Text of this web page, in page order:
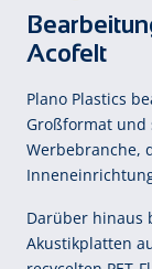
Acofelt
Plano Plastics
Großformat
Werbebranche,
Darüber hinaus
Akustikplatten